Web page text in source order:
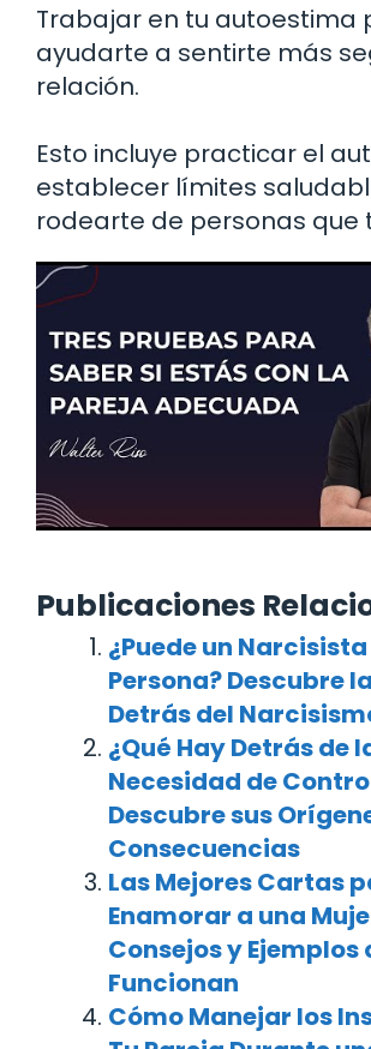
Trabajar en tu autoestima
ayudarte a sentirte más
relación.
Esto incluye practicar el
establecer límites
rodearte de personas que
Publicaciones
¿Puede un Narcisista
Persona? Descubre
Detrás del
¿Qué Hay Detrás de
Necesidad de
Descubre sus
Consecuencias
Las Mejores Cartas
Enamorar a una
Consejos y Ejemplos
Funcionan
Cómo Manejar los